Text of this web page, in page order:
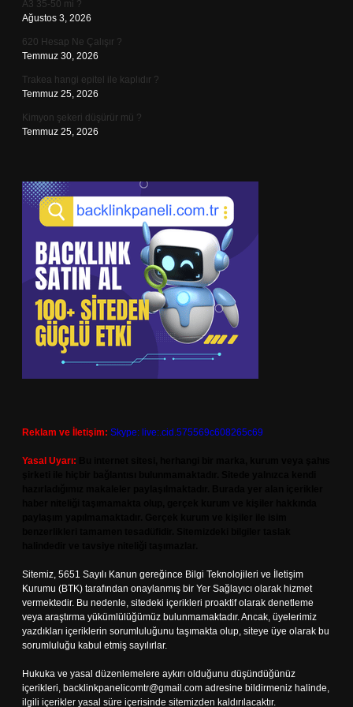
A3 35-50 mi ?
Ağustos 3, 2026
620 Hesap Ne Çalışır ?
Temmuz 30, 2026
Trakea hangi epitel ile kaplıdır ?
Temmuz 25, 2026
Kimyon şekeri düşürür mü ?
Temmuz 25, 2026
Reklam ve İletişim: Skype: live:.cid.575569c608265c69
Yasal Uyarı:
Sitemiz, 5651 Sayılı Kanun gereğince Bilgi Teknolojileri ve İletişim
Kurumu (BTK) tarafından onaylanmış bir Yer Sağlayıcı olarak hizmet
vermektedir. Bu nedenle, sitedeki içerikleri proaktif olarak denetleme
veya araştırma yükümlülüğümüz bulunmamaktadır. Ancak, üyelerimiz
yazdıkları içeriklerin sorumluluğunu taşımakta olup, siteye üye olarak bu
sorumluluğu kabul etmiş sayılırlar.
Hukuka ve yasal düzenlemelere aykırı olduğunu düşündüğünüz
içerikleri, backlinkpanelicomtr@gmail.com adresine bildirmeniz halinde,
ilgili içerikler yasal süre içerisinde sitemizden kaldırılacaktır.